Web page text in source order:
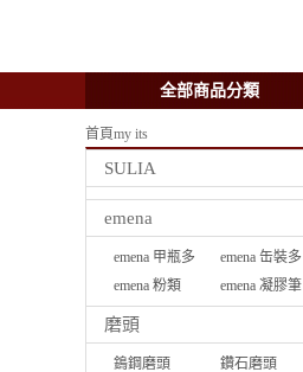
全部商品分類
首頁my its
SULIA
emena
emena 甲瓶多
功能彩膠
emena 缶裝多
功能彩膠
emena 粉類 emena 凝膠筆
磨頭
鵭鋼磨頭
鑽石磨頭